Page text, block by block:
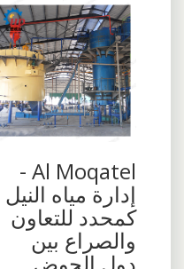
Al Moqatel -
إدارة مياه النيل
كمحدد للتعاون
والصراع بين
دول الحوض